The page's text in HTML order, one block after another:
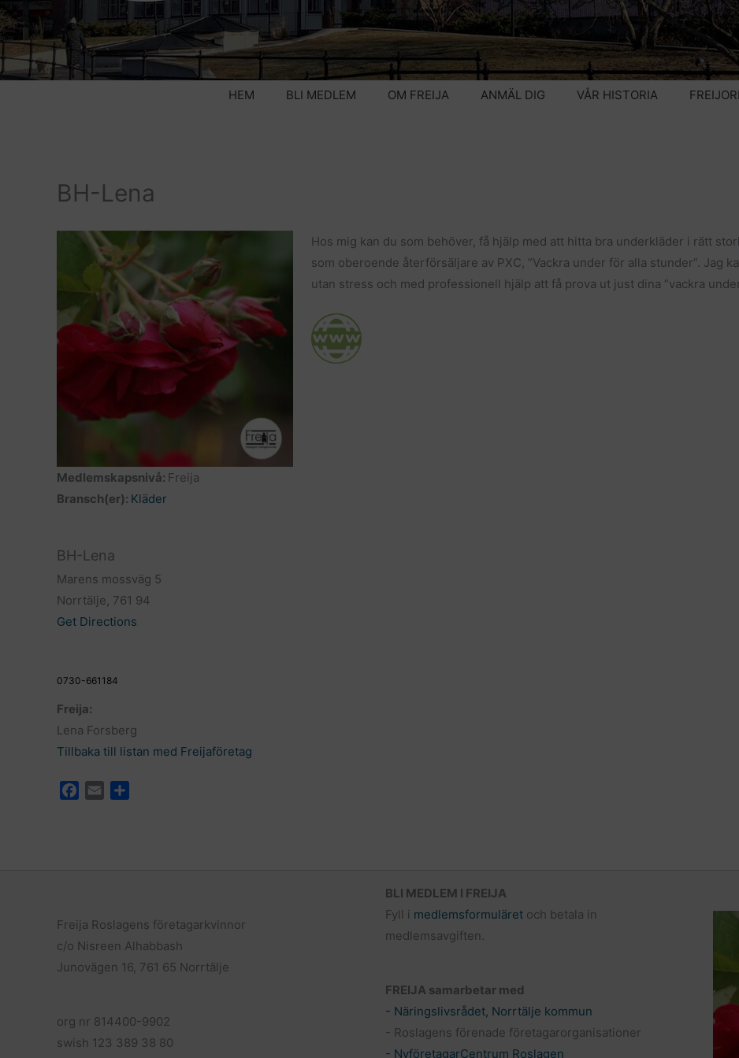
HEM BLI MEDLEM OM FREIJA ANMÄL DIG VÅR HISTORIA
BH-Lena
Hos mig kan du som behöver, få hjälp med att hitta bra underkläder i rätt
som oberoende återförsäljare av PXC, ”Vackra under för alla stunder”. Jag
utan stress och med professionell hjälp att få prova ut just dina ”vackra
Medlemskapsnivå: Freija
Bransch(er): Kläder
BH-Lena
Marens mossväg 5
Norrtälje, 761 94
Get Directions
0730-661184
Freija:
Lena Forsberg
Tillbaka till listan med Freijaföretag
k
Freija Roslagens företagarkvinnor
c/o Nisreen Alhabbash
Junovägen 16, 761 65 Norrtälje
org nr 814400-9902
swish 123 389 38 80
BLI MEDLEM I FREIJA
Fyll i medlemsformuläretoch betala in
medlemsavgiften.
FREIJA samarbetar med
- Näringslivsrådet, Norrtälje kommun
- Roslagens förenade företagarorganisationer
- NyföretagarCentrum Roslagen